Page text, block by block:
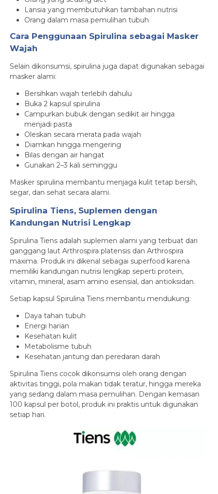
Lansia yang membutuhkan tambahan nutrisi
Orang dalam masa pemulihan tubuh
Cara Penggunaan Spirulina sebagai Masker
Wajah
Selain dikonsumsi, spirulina juga dapat digunakan sebagai
masker alami:
Bersihkan wajah terlebih dahulu
Buka 2 kapsul spirulina
Campurkan bubuk dengan sedikit air hingga
menjadi pasta
Oleskan secara merata pada wajah
Diamkan hingga mengering
Bilas dengan air hangat
Gunakan 2–3 kali seminggu
Masker spirulina membantu menjaga kulit tetap bersih,
segar, dan sehat secara alami.
Spirulina Tiens, Suplemen dengan
Kandungan Nutrisi Lengkap
Spirulina Tiens adalah suplemen alami yang terbuat dari
ganggang laut Arthrospira platensis dan Arthrospira
maxima. Produk ini dikenal sebagai superfood karena
memiliki kandungan nutrisi lengkap seperti protein,
vitamin, mineral, asam amino esensial, dan antioksidan.
Setiap kapsul Spirulina Tiens membantu mendukung:
Daya tahan tubuh
Energi harian
Kesehatan kulit
Metabolisme tubuh
Kesehatan jantung dan peredaran darah
Spirulina Tiens cocok dikonsumsi oleh orang dengan
aktivitas tinggi, pola makan tidak teratur, hingga mereka
yang sedang dalam masa pemulihan. Dengan kemasan
100 kapsul per botol, produk ini praktis untuk digunakan
setiap hari.